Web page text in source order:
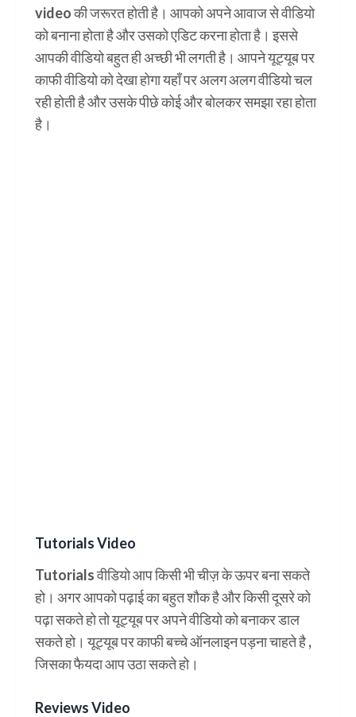
video की जरूरत होती है। आपको अपने आवाज से वीडियो
को बनाना होता है और उसको एडिट करना होता है। इससे
आपकी वीडियो बहुत ही अच्छी भी लगती है। आपने यूट्यूब पर
काफी वीडियो को देखा होगा यहाँ पर अलग अलग वीडियो चल
रही होती है और उसके पीछे कोई और बोलकर समझा रहा होता
है।
Tutorials Video
Tutorials वीडियो आप किसी भी चीज़ के ऊपर बना सकते
हो। अगर आपको पढ़ाई का बहुत शौक है और किसी दूसरे को
पढ़ा सकते हो तो यूट्यूब पर अपने वीडियो को बनाकर डाल
सकते हो। यूट्यूब पर काफी बच्चे ऑनलाइन पड़ना चाहते है ,
जिसका फैयदा आप उठा सकते हो।
Reviews Video